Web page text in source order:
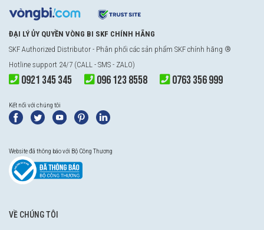
ĐẠI LÝ ỦY QUYỀN VÒNG BI SKF CHÍNH HÃNG
SKF Authorized Distributor - Phân phối các sản phẩm SKF chính hãng ®
Hotline support 24/7 (CALL - SMS - ZALO)
0921 345 345 096 123 8558 0763 356 999
Kết nối với chúng tôi
Website đã thông báo với Bộ Công Thương
VỀ CHÚNG TÔI